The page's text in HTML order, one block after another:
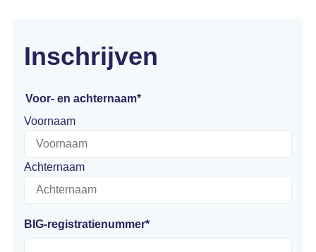
Inschrijven
Voor- en achternaam*
Voornaam
Achternaam
BIG-registratienummer*